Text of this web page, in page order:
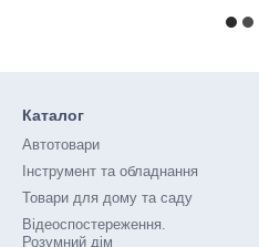
Каталог
Автотовари
Інструмент та обладнання
Товари для дому та саду
Відеоспостереження.
Розумний дім